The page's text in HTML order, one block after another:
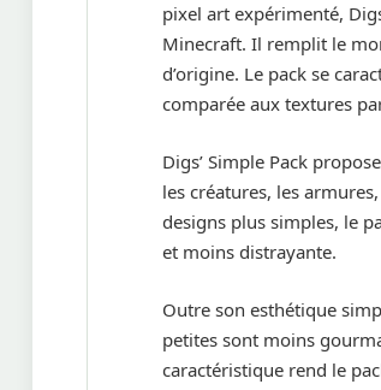
pixel art expérimenté,
Minecraft. Il remplit le
d’origine. Le pack se
comparée aux textures
Digs’ Simple Pack
les créatures, les
designs plus simples, le
et moins distrayante.
Outre son esthétique
petites sont moins
caractéristique rend le